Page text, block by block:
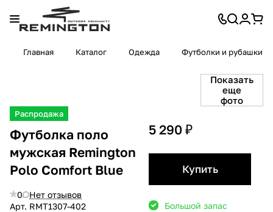
Главная Каталог Одежда Футболки и рубашки
Показать
еще
фото
Распродажа
Футболка поло
мужская Remington
Polo Сomfort Blue
0
Нет отзывов
Арт. RMТ1307-402
5 290 ₽
Купить
Большой запас